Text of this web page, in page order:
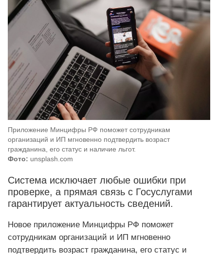
Приложение Минцифры РФ поможет сотрудникам
организаций и ИП мгновенно подтвердить возраст
гражданина, его статус и наличие льгот.
Фото: unsplash.com
Система исключает любые ошибки при
проверке, а прямая связь с Госуслугами
гарантирует актуальность сведений.
Новое приложение Минцифры РФ поможет
сотрудникам организаций и ИП мгновенно
подтвердить возраст гражданина, его статус и